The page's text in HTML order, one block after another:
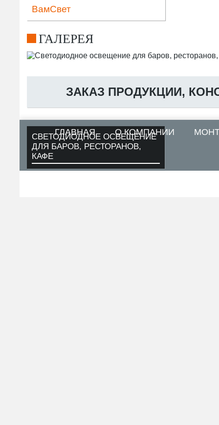
ВамСвет
ГАЛЕРЕЯ
СВЕТОДИОДНОЕ ОСВЕЩЕНИЕ
ДЛЯ БАРОВ, РЕСТОРАНОВ,
КАФЕ
ЗАКАЗ ПРОДУКЦИИ,
ГЛАВНАЯ О КОМПАНИИ